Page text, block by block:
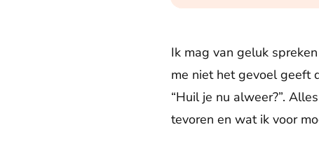
Ik mag van geluk
me niet het gevoel geeft
“Huil je nu alweer?”.
tevoren en wat ik voor